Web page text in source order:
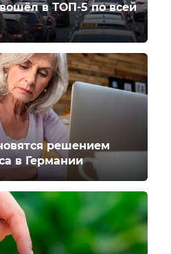
в ТОП-5 по всей
решением
в Германии